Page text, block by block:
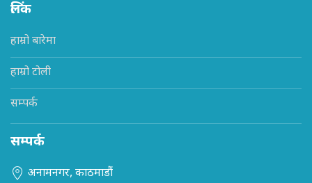
लिंक
हाम्रो बारेमा
हाम्रो टोली
सम्पर्क
सम्पर्क
अनामनगर, काठमाडौं